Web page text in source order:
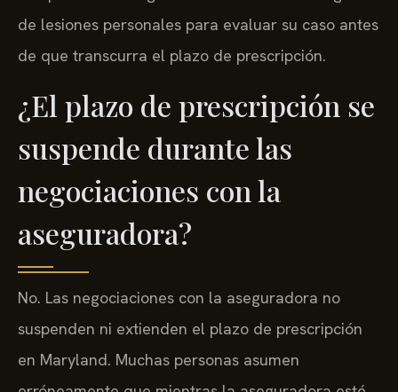
de lesiones personales para evaluar su caso antes
de que transcurra el plazo de prescripción.
¿El plazo de prescripción se
suspende durante las
negociaciones con la
aseguradora?
No. Las negociaciones con la aseguradora no
suspenden ni extienden el plazo de prescripción
en Maryland. Muchas personas asumen
erróneamente que mientras la aseguradora esté